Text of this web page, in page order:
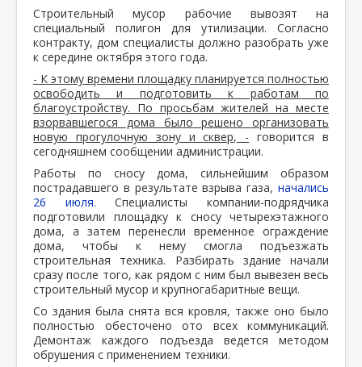
Строительный мусор рабочие вывозят на
специальный полигон для утилизации. Согласно
контракту, дом специалисты должно разобрать уже
к середине октября этого года.
- К этому времени площадку планируется полностью
освободить и подготовить к работам по
благоустройству. По просьбам жителей на месте
взорвавшегося дома было решено организовать
новую прогулочную зону и сквер, - говорится в
сегодняшнем сообщении администрации.
Работы по сносу дома, сильнейшим образом
пострадавшего в результате взрыва газа, начались
26 июля. Специалисты компании-подрядчика
подготовили площадку к сносу четырехэтажного
дома, а затем перенесли временное ограждение
дома, чтобы к нему смогла подъезжать
строительная техника. Разбирать здание начали
сразу после того, как рядом с ним был вывезен весь
строительный мусор и крупногабаритные вещи.
Со здания была снята вся кровля, также оно было
полностью обесточено ото всех коммуникаций.
Демонтаж каждого подъезда ведется методом
обрушения с применением техники.